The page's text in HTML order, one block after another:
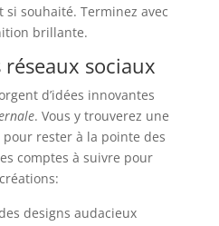
souhaité. Terminez avec
brillante.
sociaux
d’idées innovantes
. Vous y trouverez une
rester à la pointe des
comptes à suivre pour
designs audacieux